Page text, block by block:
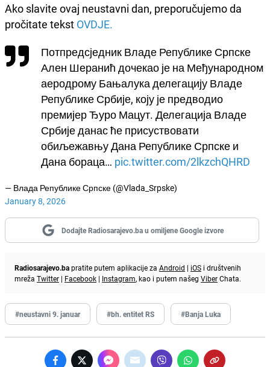
Ako slavite ovaj neustavni dan, preporučujemo da
pročitate tekst OVDJE.
Потпредсједник Владе Републике Српске
Ален Шеранић дочекао је на Међународном
аеродрому Бањалука делегацију Владе
Републике Србије, коју је предводио
премијер Ђуро Мацут. Делегација Владе
Србије данас ће присуствовати
обиљежавњу Дана Републике Српске и
Дана бораца… pic.twitter.com/2lkzchQHRD
— Влада Републике Српске (@Vlada_Srpske)
January 8, 2026
Dodajte Radiosarajevo.ba u omiljene Google izvore
Radiosarajevo.bapratite putem aplikacije za Android | iOS i društvenih
mreža Twitter | Facebook | Instagram, kao i putem našeg ViberChata.
#neustavni 9. januar #bh. entitet RS #Banja Luka